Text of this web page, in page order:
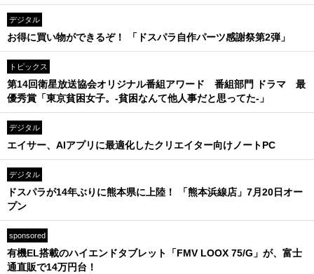
デジタル
お得に買い物ができるぞ！ 「ドスパラ自作パーツ感謝祭第2弾」
トピックス
第14回衛星放送協会オリジナル番組アワード 番組部門 ドラマ 最
優秀賞「東京貧困女子。-貧困なんて他人事だと思ってた-」
デジタル
エイサー、AIアプリに最適化したクリエイター向けノートPC
デジタル
ドスパラが14年ぶりに熊本県に上陸！ 「熊本浜線店」7月20日オー
プン
sponsored
有機EL搭載のハイエンドタブレット「FMV LOOX 75/G」が、富士
通直販で14万円台！